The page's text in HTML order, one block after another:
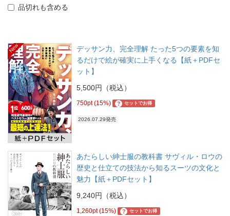
品切れも含める
New
デッサン力、完全理解 たった5つの要素を知
るだけで絵が確実に上手くなる【紙＋PDFセ
ット】
5,500円（税込）
750pt (15%) ? セットでお得
2026.07.29発売
あたらしい紳士服の教科書 サヴィル・ロウの
歴史と仕立ての技法から知るスーツの文化と
魅力【紙＋PDFセット】
9,240円（税込）
1,260pt (15%) ? セットでお得